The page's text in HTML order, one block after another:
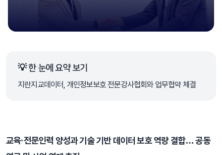
💡 한 눈에 요약 보기
지란지교데이터, 개인정보보호 전문강사협회와 업무협약 체결
교육·전문인력 양성과 기술 기반 데이터 보호 역량 결합… 공동